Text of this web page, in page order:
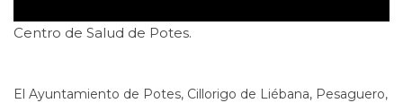
Centro de Salud de Potes.
El Ayuntamiento de Potes, Cillorigo de Liébana, Pesaguero,